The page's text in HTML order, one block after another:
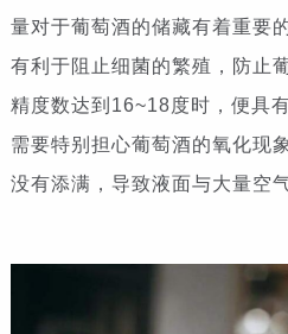
量对于葡萄酒的储藏有着重要
有利于阻止细菌的繁殖，防止
精度数达到16~18度时，便具
需要特别担心葡萄酒的氧化现
没有添满，导致液面与大量空